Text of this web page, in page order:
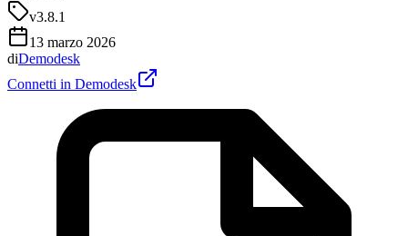
v3.8.1
13 marzo 2026
diDemodesk
Connetti in Demodesk